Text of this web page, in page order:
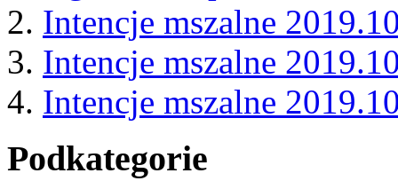
Intencje mszalne
Intencje mszalne
Intencje mszalne
Podkategorie